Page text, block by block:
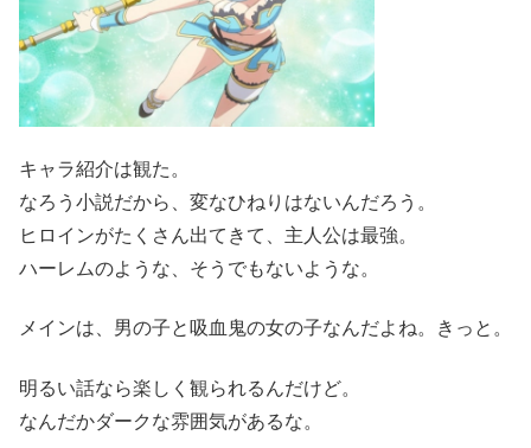
キャラ紹介は観た。
なろう小説だから、変なひねりはないんだろう。
ヒロインがたくさん出てきて、主人公は最強。
ハーレムのような、そうでもないような。
メインは、男の子と吸血鬼の女の子なんだよね。きっと。
明るい話なら楽しく観られるんだけど。
なんだかダークな雰囲気があるな。